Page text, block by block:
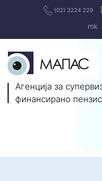
(02) 3224 229
mk
Агенција за
финансирано